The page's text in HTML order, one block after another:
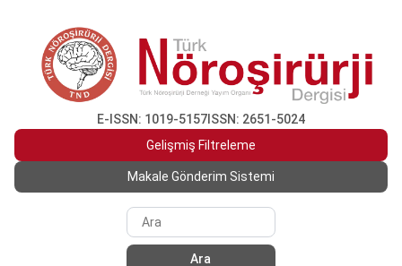
E-ISSN: 1019-5157 ISSN: 2651-5024
Gelişmiş Filtreleme
Makale Gönderim Sistemi
Ara